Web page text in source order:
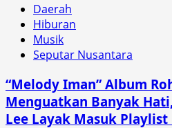
Daerah
Hiburan
Musik
Seputar Nusantara
“Melody Iman” Album
Menguatkan Banyak
Lee Layak Masuk